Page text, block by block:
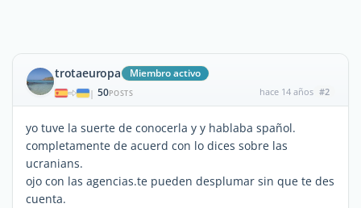
trotaeuropa Miembro activo
| 50POSTS hace 14 años #2
yo tuve la suerte de conocerla y y hablaba spañol.
completamente de acuerd con lo dices sobre las
ucranians.
ojo con las agencias.te pueden desplumar sin que te des
cuenta.